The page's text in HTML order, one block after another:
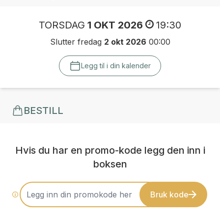
TORSDAG 1 OKT 2026 19:30
Slutter fredag 2 okt 2026 00:00
Legg til i din kalender
BESTILL
Hvis du har en promo-kode legg den inn i
boksen
Bruk kode